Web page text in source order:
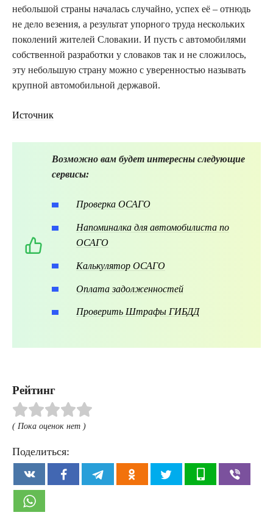
небольшой страны началась случайно, успех её – отнюдь
не дело везения, а результат упорного труда нескольких
поколений жителей Словакии. И пусть с автомобилями
собственной разработки у словаков так и не сложилось,
эту небольшую страну можно с уверенностью называть
крупной автомобильной державой.
Источник
Возможно вам будет интересны следующие
сервисы:
Проверка ОСАГО
Напоминалка для автомобилиста по
ОСАГО
Калькулятор ОСАГО
Оплата задолженностей
Проверить Штрафы ГИБДД
Рейтинг
( Пока оценок нет )
Поделиться: